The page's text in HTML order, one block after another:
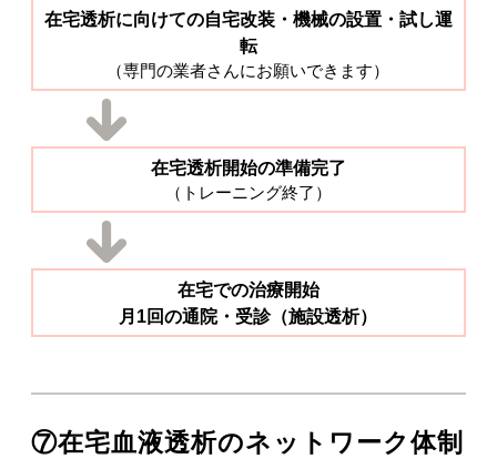
在宅透析に向けての自宅改装・機械の設置・試し運
転
（専門の業者さんにお願いできます）
在宅透析開始の準備完了
（トレーニング終了）
在宅での治療開始
月1回の通院・受診（施設透析）
⑦在宅血液透析のネットワーク体制